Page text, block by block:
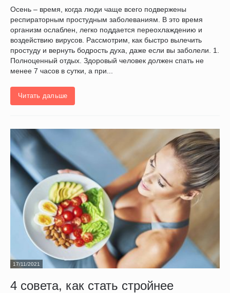
Осень – время, когда люди чаще всего подвержены
респираторным простудным заболеваниям. В это время
организм ослаблен, легко поддается переохлаждению и
воздействию вирусов. Рассмотрим, как быстро вылечить
простуду и вернуть бодрость духа, даже если вы заболели. 1.
Полноценный отдых. Здоровый человек должен спать не
менее 7 часов в сутки, а при...
Читать дальше
17/11/2021
4 совета, как стать стройнее